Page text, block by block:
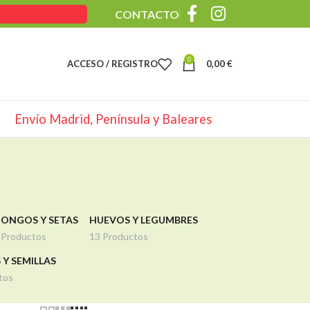
CONTACTO
ACCESO / REGISTRO 0 0,00€
Envío Madrid, Península y Baleares
Y SETAS
Productos
HUEVOS Y LEGUMBRES
13 Productos
SEMILLAS